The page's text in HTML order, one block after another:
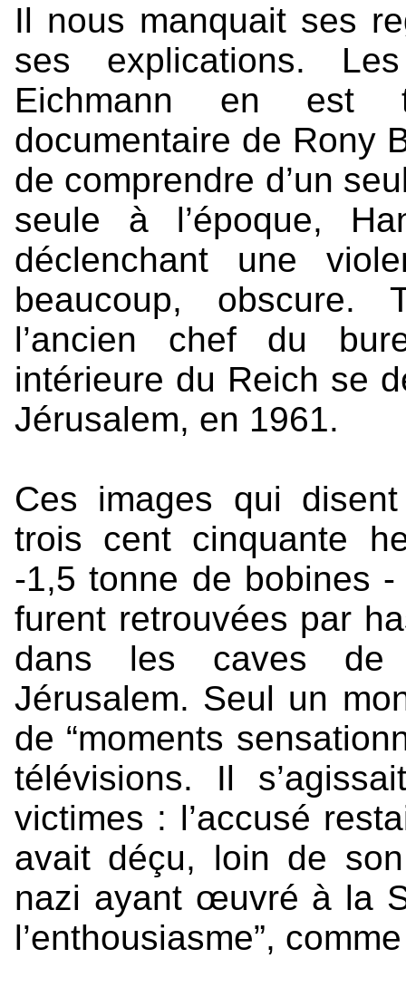
Il nous manquait ses
ses explications.
Eichmann en est
documentaire de Rony
de comprendre d’un
seule à l’époque,
déclenchant une
beaucoup, obscure.
l’ancien chef du
intérieure du Reich se
Jérusalem, en 1961.
Ces images qui
trois cent cinquante
-1,5 tonne de bobines -
furent retrouvées par
dans les caves de
Jérusalem. Seul un
de “moments
télévisions. Il
victimes : l’accusé
avait déçu, loin de
nazi ayant œuvré à la
l’enthousiasme”,